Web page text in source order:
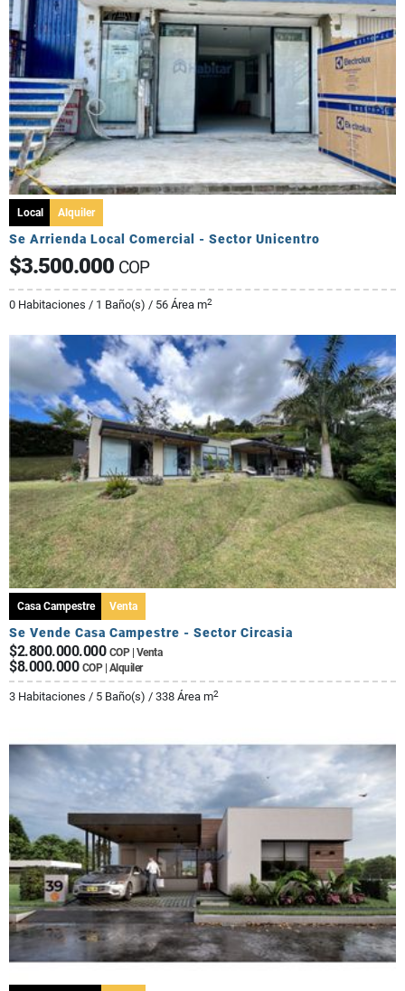
Local Alquiler
Se Arrienda Local Comercial - Sector Unicentro
$3.500.000 COP
0 Habitaciones / 1 Baño(s) / 56 Área m2
Casa Campestre Venta
Se Vende Casa Campestre - Sector Circasia
$2.800.000.000 COP | Venta
$8.000.000 COP | Alquiler
3 Habitaciones / 5 Baño(s) / 338 Área m2